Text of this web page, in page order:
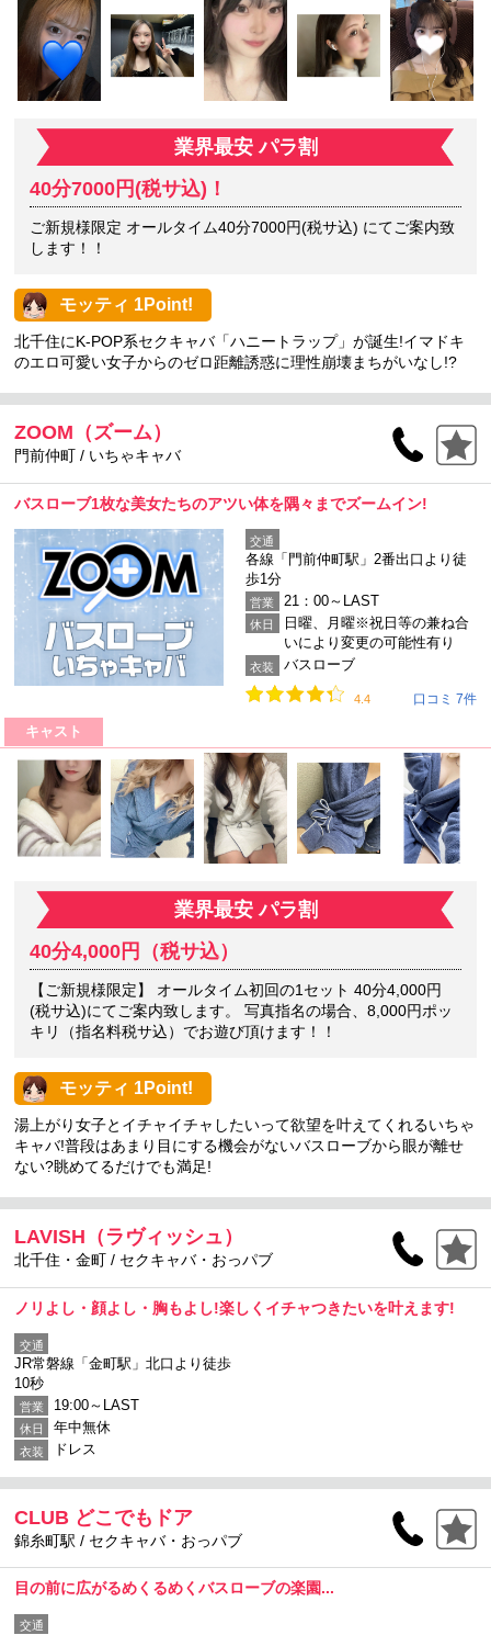
業界最安 パラ割
40分7000円(税サ込)！
ご新規様限定 オールタイム40分7000円(税サ込) にてご案内致
します！！
モッティ 1Point!
北千住にK-POP系セクキャバ「ハニートラップ」が誕生!イマドキ
のエロ可愛い女子からのゼロ距離誘惑に理性崩壊まちがいなし!?
ZOOM（ズーム）
門前仲町 / いちゃキャバ
バスローブ1枚な美女たちのアツい体を隅々までズームイン!
交通
各線「門前仲町駅」2番出口より徒
歩1分
営業 21：00～LAST
休日
日曜、月曜※祝日等の兼ね合
いにより変更の可能性有り
衣装 バスローブ
4.4 口コミ 7件
キャスト
業界最安 パラ割
40分4,000円（税サ込）
【ご新規様限定】 オールタイム初回の1セット 40分4,000円
(税サ込)にてご案内致します。 写真指名の場合、8,000円ポッ
キリ（指名料税サ込）でお遊び頂けます！！
モッティ 1Point!
湯上がり女子とイチャイチャしたいって欲望を叶えてくれるいちゃ
キャバ!普段はあまり目にする機会がないバスローブから眼が離せ
ない?眺めてるだけでも満足!
LAVISH（ラヴィッシュ）
北千住・金町 / セクキャバ・おっパブ
ノリよし・顔よし・胸もよし!楽しくイチャつきたいを叶えます!
交通
JR常磐線「金町駅」北口より徒歩
10秒
営業 19:00～LAST
休日 年中無休
衣装 ドレス
CLUB どこでもドア
錦糸町駅 / セクキャバ・おっパブ
目の前に広がるめくるめくバスローブの楽園...
交通